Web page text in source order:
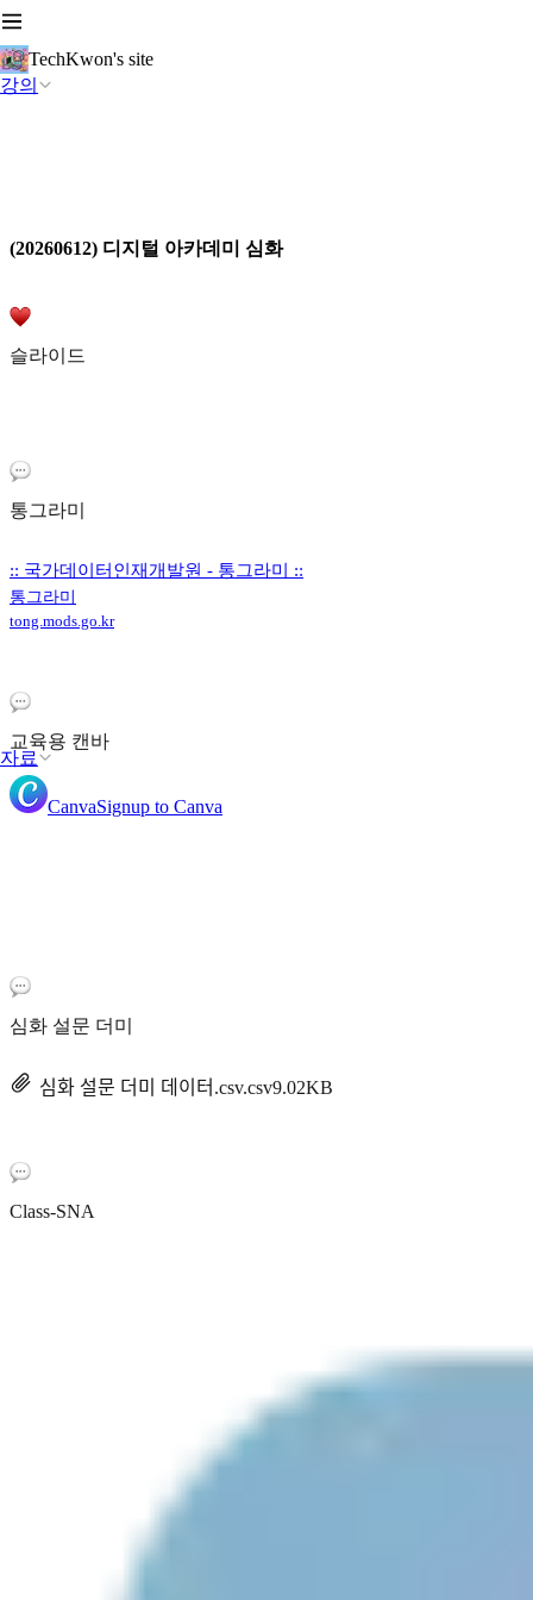
TechKwon's site
강의
자료
(20260612) 디지털 아카데미 심화
슬라이드
통그라미
:: 국가데이터인재개발원 - 통그라미 ::
통그라미
tong.mods.go.kr
교육용 캔바
CanvaSignup to Canva
심화 설문 더미
심화 설문 더미 데이터.csv.csv9.02KB
Class-SNA